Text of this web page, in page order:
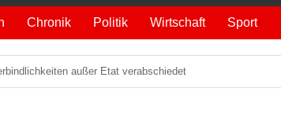
Chronik Politik Wirtschaft Sport
außer Etat verabschiedet